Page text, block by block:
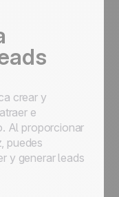
crear y
e
Al proporcionar
puedes
y generar leads